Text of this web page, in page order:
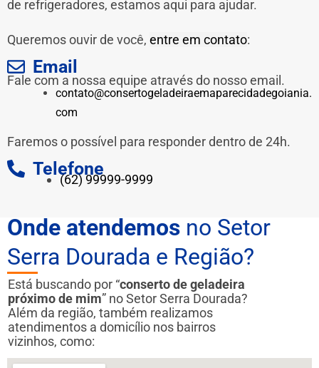
de refrigeradores, estamos aqui para ajudar.
Queremos ouvir de você, entre em contato:
Email
Fale com a nossa equipe através do nosso email.
contato@consertogeladeiraemaparecidadegoiania.
com
Faremos o possível para responder dentro de 24h.
Telefone
(62) 99999-9999
Onde atendemos no Setor
Serra Dourada e Região?
Está buscando por “conserto de geladeira
próximo de mim” no Setor Serra Dourada?
Além da região, também realizamos
atendimentos a domicílio nos bairros
vizinhos, como: